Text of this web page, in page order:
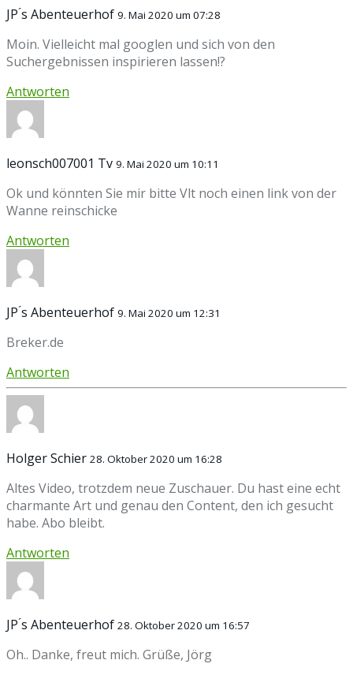
JP ́s Abenteuerhof 9. Mai 2020 um 07:28
Moin. Vielleicht mal googlen und sich von den
Suchergebnissen inspirieren lassen!?
Antworten
leonsch007001 Tv 9. Mai 2020 um 10:11
Ok und könnten Sie mir bitte Vlt noch einen link von der
Wanne reinschicke
Antworten
JP ́s Abenteuerhof 9. Mai 2020 um 12:31
Breker.de
Antworten
Holger Schier 28. Oktober 2020 um 16:28
Altes Video, trotzdem neue Zuschauer. Du hast eine echt
charmante Art und genau den Content, den ich gesucht
habe. Abo bleibt.
Antworten
JP ́s Abenteuerhof 28. Oktober 2020 um 16:57
Oh.. Danke, freut mich. Grüße, Jörg